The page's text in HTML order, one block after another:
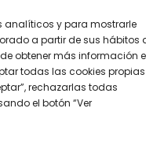
analíticos y para mostrarle
a partir de sus hábitos
obtener más información
todas las cookies
rechazarlas todas
el botón “Ver